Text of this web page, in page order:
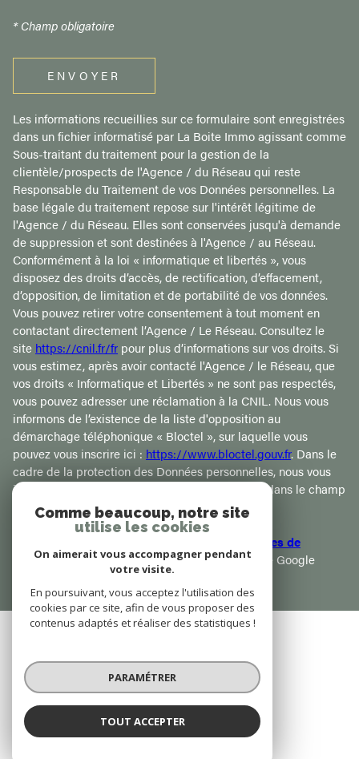
* Champ obligatoire
ENVOYER
Les informations recueillies sur ce formulaire sont enregistrées
dans un fichier informatisé par La Boite Immo agissant comme
Sous-traitant du traitement pour la gestion de la
clientèle/prospects de l'Agence / du Réseau qui reste
Responsable du Traitement de vos Données personnelles. La
base légale du traitement repose sur l'intérêt légitime de
l'Agence / du Réseau. Elles sont conservées jusqu'à demande
de suppression et sont destinées à l'Agence / au Réseau.
Conformément à la loi « informatique et libertés », vous
disposez des droits d’accès, de rectification, d’effacement,
d’opposition, de limitation et de portabilité de vos données.
Vous pouvez retirer votre consentement à tout moment en
contactant directement l’Agence / Le Réseau. Consultez le
site https://cnil.fr/fr pour plus d’informations sur vos droits. Si
vous estimez, après avoir contacté l'Agence / le Réseau, que
vos droits « Informatique et Libertés » ne sont pas respectés,
vous pouvez adresser une réclamation à la CNIL. Nous vous
informons de l’existence de la liste d'opposition au
démarchage téléphonique « Bloctel », sur laquelle vous
pouvez vous inscrire ici : https://www.bloctel.gouv.fr. Dans le
cadre de la protection des Données personnelles, nous vous
invitons à ne pas inscrire de Données sensibles dans le champ
de saisie libre.
Politiques de
Confidentialitéet esConditions d'utilisation
de Google
ESPACE PROPRIÉTAIRE
Comme beaucoup, notre site
utilise les cookies
On aimerait vous accompagner pendant
votre visite.
En poursuivant, vous acceptez l'utilisation des
cookies par ce site, afin de vous proposer des
contenus adaptés et réaliser des statistiques !
PARAMÉTRER
TOUT ACCEPTER